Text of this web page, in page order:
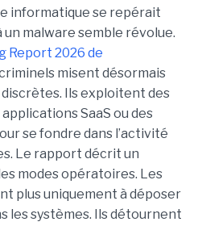
informatique se repérait
malware semble révolue.
Report 2026 de
misent désormais
Ils exploitent des
SaaS ou des
se fondre dans l’activité
Le rapport décrit un
modes opératoires. Les
plus uniquement à déposer
les systèmes. Ils détournent